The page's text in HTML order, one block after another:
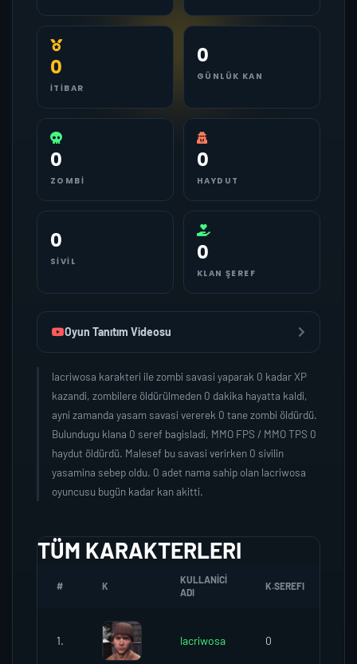
0
İTIBAR
0
GÜNLÜK KAN
0
ZOMBI
0
HAYDUT
0
SIVIL 0
KLAN ŞEREF
Oyun Tanıtım Videosu
lacriwosa karakteri ile zombi savasi yaparak 0 kadar XP
kazandi, zombilere öldürülmeden 0 dakika hayatta kaldi,
ayni zamanda yasam savasi vererek 0 tane zombi öldürdü.
Bulundugu klana 0 seref bagisladi, MMO FPS / MMO TPS 0
haydut öldürdü. Malesef bu savasi verirken 0 sivilin
yasamina sebep oldu. 0 adet nama sahip olan lacriwosa
oyuncusu bugün kadar kan akitti.
TÜM KARAKTERLERI
# K
KULLANICI
ADI
K.SEREFI
1. lacriwosa 0